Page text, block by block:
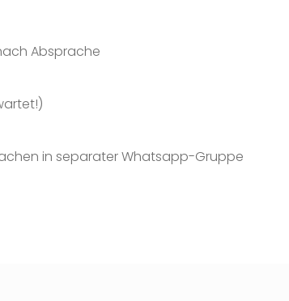
Absprache
in separater Whatsapp-Gruppe